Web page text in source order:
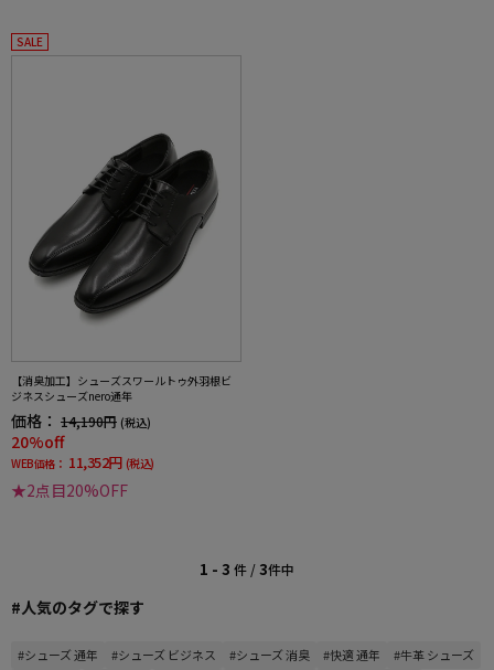
SALE
【消臭加工】シューズスワールトゥ外羽根ビ
ジネスシューズnero通年
価格： 14,190円 (税込)
20%off
WEB価格： 11,352円 (税込)
★2点目20%OFF
1 - 3 件 /3件中
#人気のタグで探す
#シューズ 通年 #シューズ ビジネス #シューズ 消臭 #快適 通年
#牛革 シューズ